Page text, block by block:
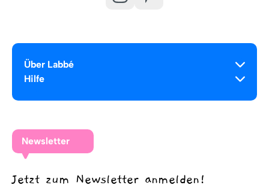
Über Labbé
Hilfe
Newsletter
Jetzt zum Newsletter anmelden!